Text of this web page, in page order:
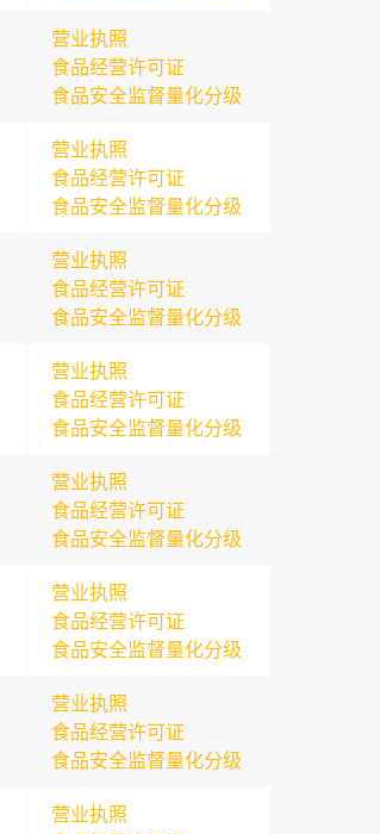
营业执照
食品经营许可证
食品安全监督量化分级
营业执照
食品经营许可证
食品安全监督量化分级
营业执照
食品经营许可证
食品安全监督量化分级
营业执照
食品经营许可证
食品安全监督量化分级
营业执照
食品经营许可证
食品安全监督量化分级
营业执照
食品经营许可证
食品安全监督量化分级
营业执照
食品经营许可证
食品安全监督量化分级
营业执照